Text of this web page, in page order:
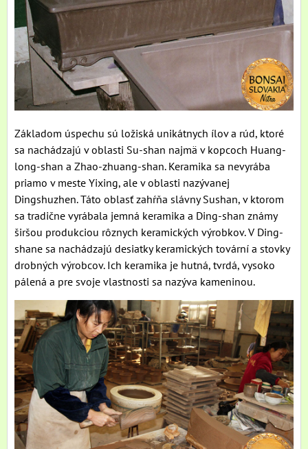
Základom úspechu sú ložiská unikátnych ílov a rúd, ktoré
sa nachádzajú v oblasti Su-shan najmä v kopcoch Huang-
long-shan a Zhao-zhuang-shan. Keramika sa nevyrába
priamo v meste Yixing, ale v oblasti nazývanej
Dingshuzhen. Táto oblasť zahŕňa slávny Sushan, v ktorom
sa tradične vyrábala jemná keramika a Ding-shan známy
širšou produkciou rôznych keramických výrobkov. V Ding-
shane sa nachádzajú desiatky keramických tovární a stovky
drobných výrobcov. Ich keramika je hutná, tvrdá, vysoko
pálená a pre svoje vlastnosti sa nazýva kameninou.